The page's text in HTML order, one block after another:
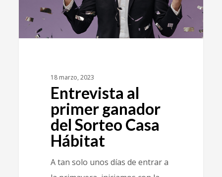
18 marzo, 2023
Entrevista al
primer ganador
del Sorteo Casa
Hábitat
A tan solo unos días de entrar a